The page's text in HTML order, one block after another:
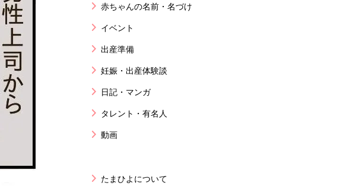
赤ちゃんの名前・名づけ
イベント
出産準備
妊娠・出産体験談
日記・マンガ
タレント・有名人
動画
たまひよについて